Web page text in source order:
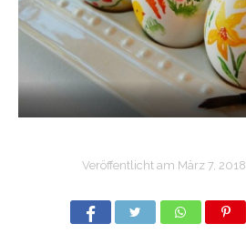
Veröffentlicht am März 7, 2018